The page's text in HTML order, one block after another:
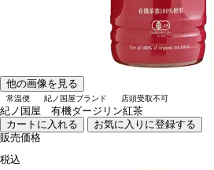
他の画像を見る
常温便 紀ノ国屋ブランド 店頭受取不可
紀ノ国屋 有機ダージリン紅茶
カートに入れる
お気に入りに登録する
販売価格
税込